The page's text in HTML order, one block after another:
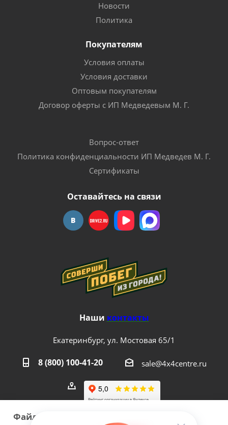
Новости
Политика
Покупателям
Условия оплаты
Условия доставки
Оптовым покупателям
Договор оферты с ИП Медведевым М. Г.
Вопрос-ответ
Политика конфиденциальности ИП Медведев М. Г.
Сертификаты
Оставайтесь на связи
Наши контакты
Екатеринбург, ул. Мостовая 65/1
8 (800) 100-41-20 sale@4x4centre.ru
Файлы cookie